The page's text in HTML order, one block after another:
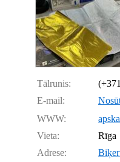
Tālrunis:
E-mail:
WWW:
Vieta:
Rīga
Adrese: